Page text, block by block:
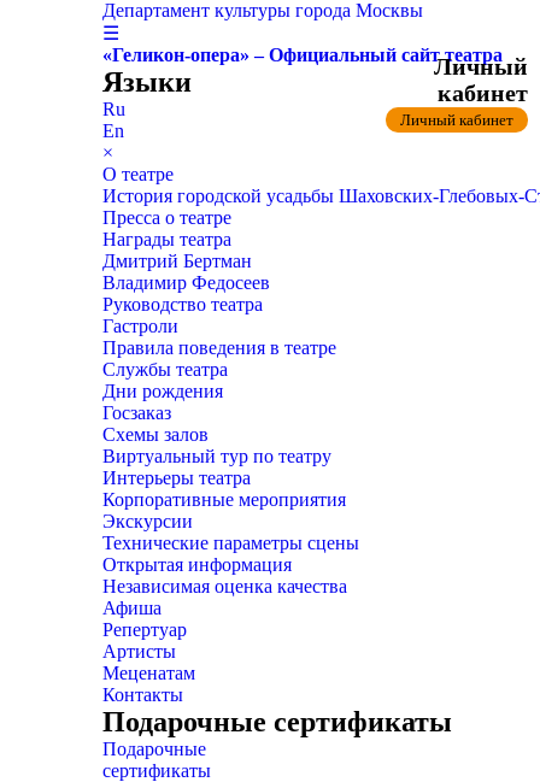
Департамент культуры города Москвы
☰
«Геликон-опера» – Официальный сайт театра
Языки
Ru
En
×
О театре
История городской усадьбы Шаховских-
Пресса о театре
Награды театра
Дмитрий Бертман
Владимир Федосеев
Руководство театра
Гастроли
Правила поведения в театре
Службы театра
Дни рождения
Госзаказ
Схемы залов
Виртуальный тур по театру
Интерьеры театра
Корпоративные мероприятия
Экскурсии
Технические параметры сцены
Открытая информация
Независимая оценка качества
Афиша
Репертуар
Артисты
Меценатам
Контакты
Подарочные сертификаты
Подарочные
сертификаты
Личный
кабинет
Личный кабинет